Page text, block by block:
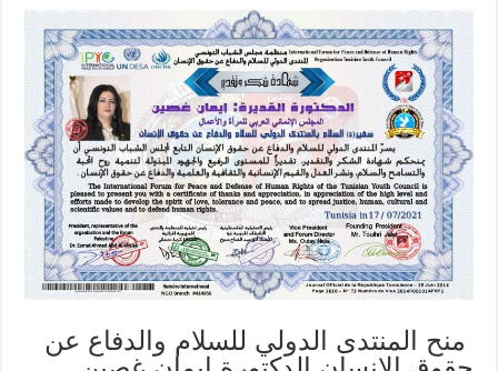
منح المنتدى الدولي للسلام والدفاع عن